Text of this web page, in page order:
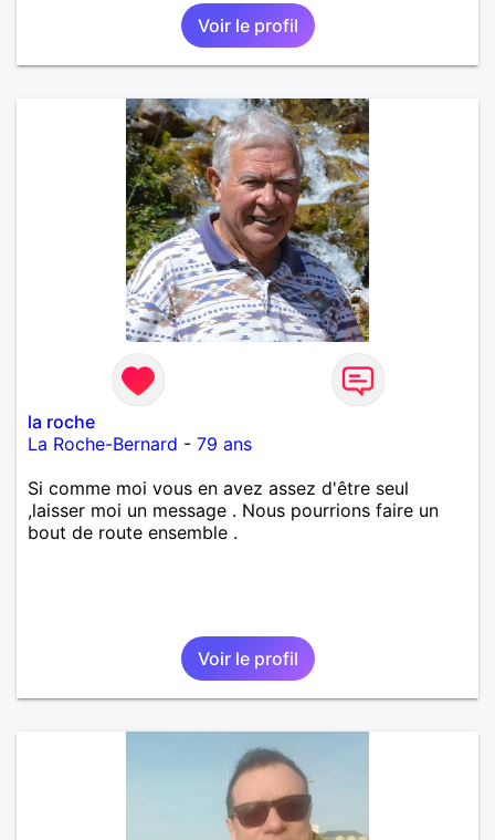
Voir le profil
la roche
La Roche-Bernard - 79 ans
Si comme moi vous en avez assez d'être seul
,laisser moi un message . Nous pourrions faire un
bout de route ensemble .
Voir le profil